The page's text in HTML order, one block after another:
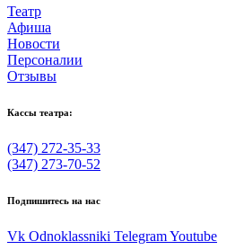
Театр
Афиша
Новости
Персоналии
Отзывы
Кассы театра:
(347) 272-35-33
(347) 273-70-52
Подпишитесь на нас
Vk Odnoklassniki TelegramYoutube